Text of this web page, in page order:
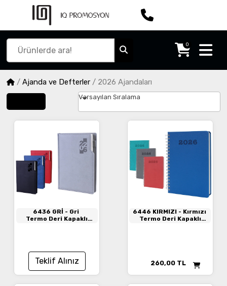
0
/ Ajanda ve Defterler/ 2026 Ajandaları
Varsayılan Sıralama
6436 GRİ - Gri
Termo Deri Kapaklı
Teklif Alınız
6446 KIRMIZI - Kırmızı
Termo Deri Kapaklı
260,00 TL